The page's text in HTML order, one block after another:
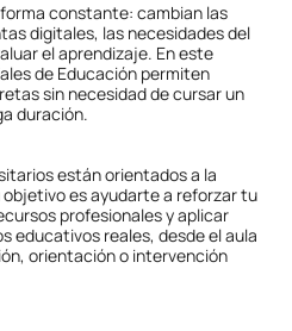
constante: cambian las
digitales, las necesidades del
el aprendizaje. En este
de Educación permiten
sin necesidad de cursar un
duración.
están orientados a la
es ayudarte a reforzar tu
profesionales y aplicar
educativos reales, desde el aula
orientación o intervención